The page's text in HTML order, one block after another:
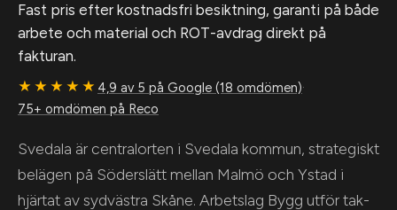
Fast pris efter kostnadsfri besiktning, garanti på både
arbete och material och ROT-avdrag direkt på
fakturan.
★★★★★ 4,9 av 5 på Google (18 omdömen)·
75+ omdömen på Reco
Svedala är centralorten i Svedala kommun, strategiskt
belägen på Söderslätt mellan Malmö och Ystad i
hjärtat av sydvästra Skåne. Arbetslag Bygg utför tak-